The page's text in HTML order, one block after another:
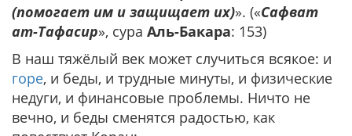
(помогает им и защищает их)». («Сафват
ат-Тафасир», сура Аль-Бакара: 153)
В наш тяжёлый век может случиться всякое: и
горе, и беды, и трудные минуты, и физические
недуги, и финансовые проблемы. Ничто не
вечно, и беды сменятся радостью, как